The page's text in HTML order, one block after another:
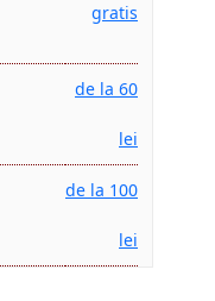
gratis
de la 60
lei
de la 100
lei